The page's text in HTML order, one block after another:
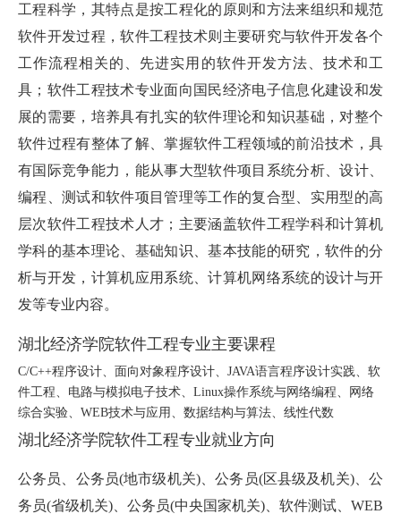
工程科学，其特点是按工程化的原则和方法来组织和规范
软件开发过程，软件工程技术则主要研究与软件开发各个
工作流程相关的、先进实用的软件开发方法、技术和工
具；软件工程技术专业面向国民经济电子信息化建设和发
展的需要，培养具有扎实的软件理论和知识基础，对整个
软件过程有整体了解、掌握软件工程领域的前沿技术，具
有国际竞争能力，能从事大型软件项目系统分析、设计、
编程、测试和软件项目管理等工作的复合型、实用型的高
层次软件工程技术人才；主要涵盖软件工程学科和计算机
学科的基本理论、基础知识、基本技能的研究，软件的分
析与开发，计算机应用系统、计算机网络系统的设计与开
发等专业内容。
湖北经济学院软件工程专业主要课程
C/C++程序设计、面向对象程序设计、JAVA语言程序设计实践、软
件工程、电路与模拟电子技术、Linux操作系统与网络编程、网络
综合实验、WEB技术与应用、数据结构与算法、线性代数
湖北经济学院软件工程专业就业方向
公务员、公务员(地市级机关)、公务员(区县级及机关)、公
务员(省级机关)、公务员(中央国家机关)、软件测试、WEB